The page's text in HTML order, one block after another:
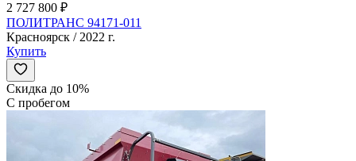
2 727 800 ₽
ПОЛИТРАНС 94171-011
Красноярск / 2022 г.
Купить
Скидка до 10%
С пробегом